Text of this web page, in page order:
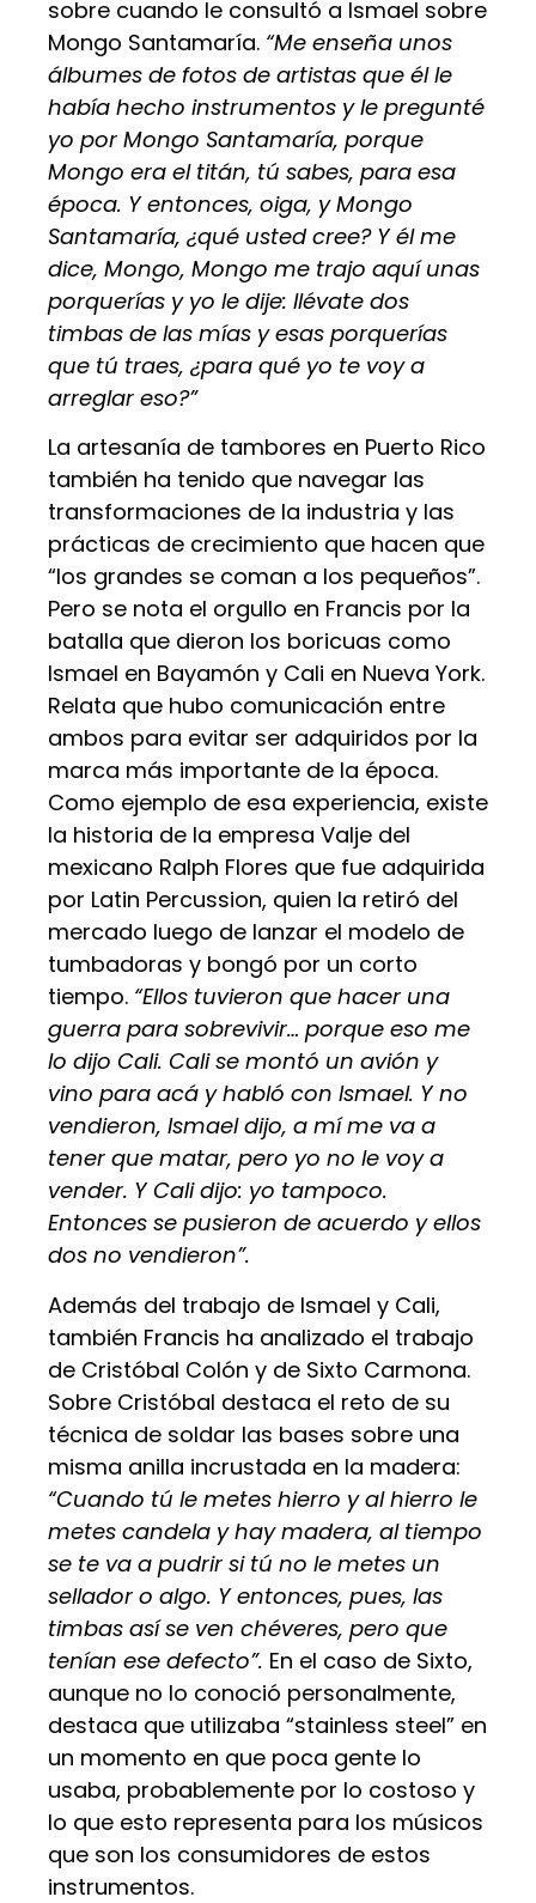
sobre cuando le consultó a Ismael sobre
Mongo Santamaría. “Me enseña unos
álbumes de fotos de artistas que él le
había hecho instrumentos y le pregunté
yo por Mongo Santamaría, porque
Mongo era el titán, tú sabes, para esa
época. Y entonces, oiga, y Mongo
Santamaría, ¿qué usted cree? Y él me
dice, Mongo, Mongo me trajo aquí unas
porquerías y yo le dije: llévate dos
timbas de las mías y esas porquerías
que tú traes, ¿para qué yo te voy a
arreglar eso?”
La artesanía de tambores en Puerto Rico
también ha tenido que navegar las
transformaciones de la industria y las
prácticas de crecimiento que hacen que
“los grandes se coman a los pequeños”.
Pero se nota el orgullo en Francis por la
batalla que dieron los boricuas como
Ismael en Bayamón y Cali en Nueva York.
Relata que hubo comunicación entre
ambos para evitar ser adquiridos por la
marca más importante de la época.
Como ejemplo de esa experiencia, existe
la historia de la empresa Valje del
mexicano Ralph Flores que fue adquirida
por Latin Percussion, quien la retiró del
mercado luego de lanzar el modelo de
tumbadoras y bongó por un corto
tiempo. “Ellos tuvieron que hacer una
guerra para sobrevivir… porque eso me
lo dijo Cali. Cali se montó un avión y
vino para acá y habló con Ismael. Y no
vendieron, Ismael dijo, a mí me va a
tener que matar, pero yo no le voy a
vender. Y Cali dijo: yo tampoco.
Entonces se pusieron de acuerdo y ellos
dos no vendieron”.
Además del trabajo de Ismael y Cali,
también Francis ha analizado el trabajo
de Cristóbal Colón y de Sixto Carmona.
Sobre Cristóbal destaca el reto de su
técnica de soldar las bases sobre una
misma anilla incrustada en la madera:
“Cuando tú le metes hierro y al hierro le
metes candela y hay madera, al tiempo
se te va a pudrir si tú no le metes un
sellador o algo. Y entonces, pues, las
timbas así se ven chéveres, pero que
tenían ese defecto”. En el caso de Sixto,
aunque no lo conoció personalmente,
destaca que utilizaba “stainless steel” en
un momento en que poca gente lo
usaba, probablemente por lo costoso y
lo que esto representa para los músicos
que son los consumidores de estos
instrumentos.